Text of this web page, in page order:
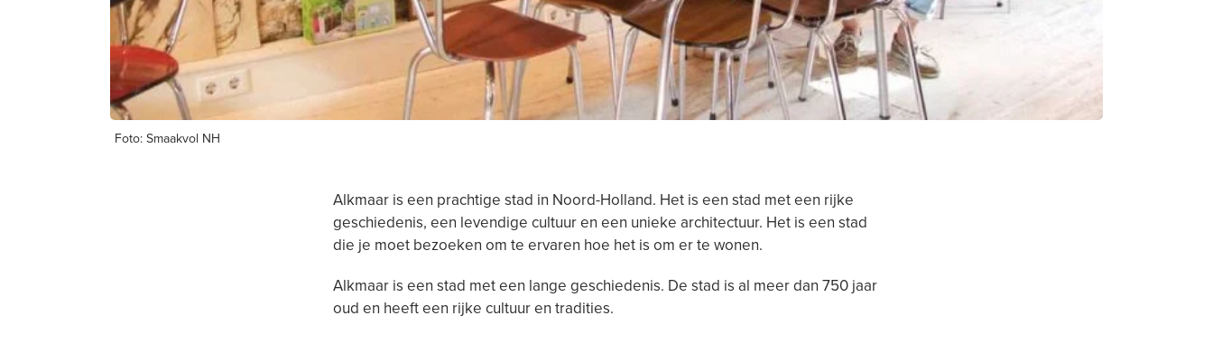
Foto: Smaakvol NH
Alkmaar is een prachtige stad in Noord-Holland. Het is een stad met een rijke
geschiedenis, een levendige cultuur en een unieke architectuur. Het is een stad
die je moet bezoeken om te ervaren hoe het is om er te wonen.
Alkmaar is een stad met een lange geschiedenis. De stad is al meer dan 750 jaar
oud en heeft een rijke cultuur en tradities.